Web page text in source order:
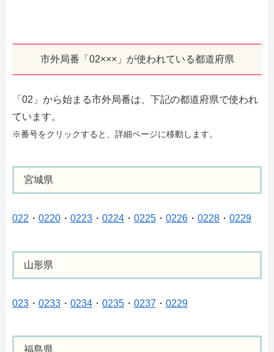
市外局番「02×××」が使われている都道府県
「02」から始まる市外局番は、下記の都道府県で使われ
ています。
※番号をクリックすると、詳細ページに移動します。
宮城県
022 ・ 0220 ・ 0223 ・ 0224 ・ 0225 ・ 0226 ・ 0228 ・ 0229
山形県
023 ・ 0233 ・ 0234 ・ 0235 ・ 0237 ・ 0229
福島県